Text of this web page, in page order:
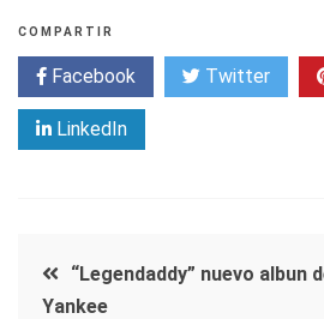
COMPARTIR
Facebook Twitter
LinkedIn
Navegación
“Legendaddy” nuevo albun
Yankee